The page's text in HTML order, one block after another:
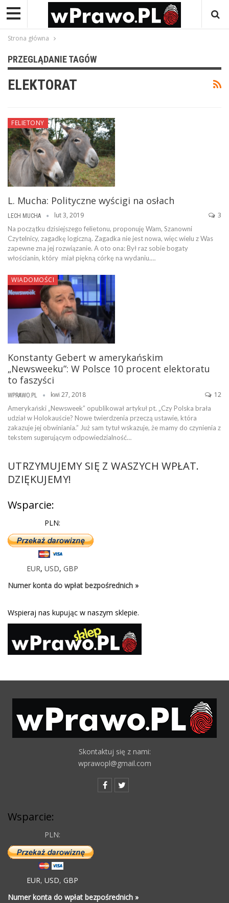
Strona główna
PRZEGLĄDANIE TAGÓW
ELEKTORAT
FELIETONY
L. Mucha: Polityczne wyścigi na osłach
LECH MUCHA lut 3, 2019 3
Na początku dzisiejszego felietonu, proponuję Wam, Szanowni
Czytelnicy, zagadkę logiczną. Zagadka nie jest nowa, więc wielu z Was
zapewne zna jej rozwiązanie. A oto ona: Był raz sobie bogaty
włościanin, który miał piękną córkę na wydaniu.…
WIADOMOŚCI
Konstanty Gebert w amerykańskim
„Newsweeku”: W Polsce 10 procent elektoratu
to faszyści
WPRAWO.PL kwi 27, 2018 12
Amerykański „Newsweek” opublikował artykuł pt. „Czy Polska brała
udział w Holokauście? Nowe twierdzenia przeczą ustawie, która
zakazuje jej obwiniania.” Już sam tytuł wskazuje, że mamy do czynienia z
tekstem sugerującym odpowiedzialność…
UTRZYMUJEMY SIĘ Z WASZYCH WPŁAT.
DZIĘKUJEMY!
Wsparcie:
PLN:
EUR, USD, GBP
Numer konta do wpłat bezpośrednich »
Wspieraj nas kupując w naszym sklepie.
Skontaktuj się z nami:
wprawopl@gmail.com
Wsparcie:
PLN:
EUR, USD, GBP
Numer konta do wpłat bezpośrednich »